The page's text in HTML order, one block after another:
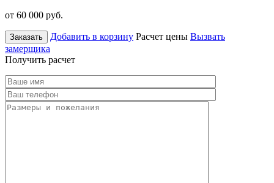
от 60 000 руб.
Заказать Добавить в корзину Расчет цены Вызвать
замерщика
Получить расчет